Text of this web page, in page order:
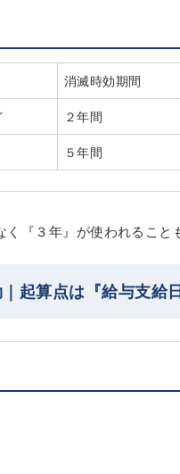
消滅時効期間
２年間
５年間
『３年』が使われること
起算点は『給与支給日